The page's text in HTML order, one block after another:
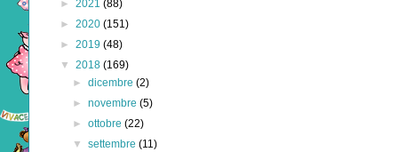
► 2021 (88)
► 2020 (151)
► 2019 (48)
▼ 2018 (169)
►dicembre(2)
►novembre(5)
►ottobre(22)
▼settembre(11)